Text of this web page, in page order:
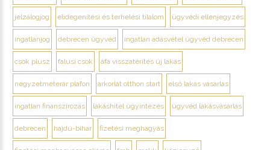
jelzálogjog elidegenítési és terhelési tilalom ügyvédi ellenjegyzés
ingatlanjog debrecen ügyvéd ingatlan adásvétel ügyvéd debrecen
csok plusz falusi csok áfa visszatérítés új lakás
négyzetméterár plafon árkorlát otthon start első lakás vásárlás
ingatlan finanszírozás lakáshitel ügyintézés ügyvéd lakásvásárlás
debrecen hajdú-bihar fizetési meghagyás